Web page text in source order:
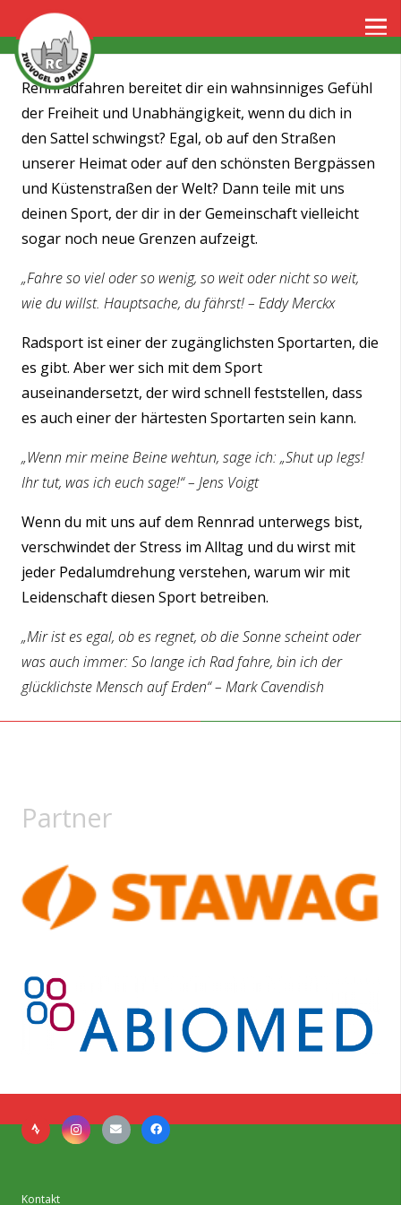
Rennradfahren bereitet dir ein wahnsinniges Gefühl
der Freiheit und Unabhängigkeit, wenn du dich in
den Sattel schwingst? Egal, ob auf den Straßen
unserer Heimat oder auf den schönsten Bergpässen
und Küstenstraßen der Welt? Dann teile mit uns
deinen Sport, der dir in der Gemeinschaft vielleicht
sogar noch neue Grenzen aufzeigt.
„Fahre so viel oder so wenig, so weit oder nicht so weit,
wie du willst. Hauptsache, du fährst! – Eddy Merckx
Radsport ist einer der zugänglichsten Sportarten, die
es gibt. Aber wer sich mit dem Sport
auseinandersetzt, der wird schnell feststellen, dass
es auch einer der härtesten Sportarten sein kann.
„Wenn mir meine Beine wehtun, sage ich: „Shut up legs!
Ihr tut, was ich euch sage!“ – Jens Voigt
Wenn du mit uns auf dem Rennrad unterwegs bist,
verschwindet der Stress im Alltag und du wirst mit
jeder Pedalumdrehung verstehen, warum wir mit
Leidenschaft diesen Sport betreiben.
„Mir ist es egal, ob es regnet, ob die Sonne scheint oder
was auch immer: So lange ich Rad fahre, bin ich der
glücklichste Mensch auf Erden“ – Mark Cavendish
Partner
Kontakt